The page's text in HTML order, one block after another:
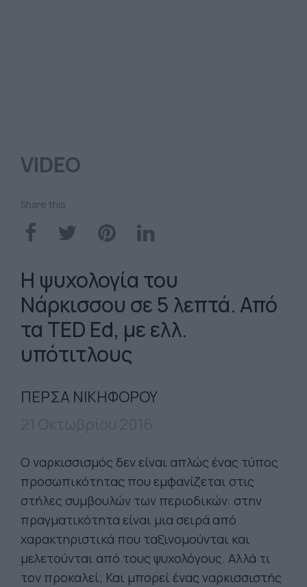
VIDEO
Share this
Η ψυχολογία του
Νάρκισσου σε 5 λεπτά. Από
τα TED Ed, με ελλ.
υπότιτλους
ΠΕΡΣΑ ΝΙΚΗΦΟΡΟΥ
Ο ναρκισσισμός δεν είναι απλώς ένας τύπος
προσωπικότητας που εμφανίζεται στις
στήλες συμβουλών των περιοδικών: στην
πραγματικότητα είναι μια σειρά από
χαρακτηριστικά που ταξινομούνται και
μελετούνται από τους ψυχολόγους. Αλλά τι
τον προκαλεί; Και μπορεί ένας ναρκισσιστής